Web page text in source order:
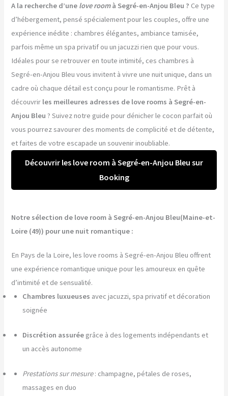
A la recherche d’une love roomà Segré-en-Anjou Bleu ? Ce type
d’hébergement, pensé spécialement pour les couples, offre une
expérience inédite : chambres élégantes, ambiance tamisée,
parfois même un spa privatif ou un jacuzzi rien que pour vous.
Idéales pour se retrouver en toute intimité, ces chambres à
Segré-en-Anjou Bleu vous invitent à vivre une nuit unique, dans un
cadre où chaque détail est conçu pour le romantisme. Prêt à
découvrir les meilleures adresses de love rooms à Segré-en-
Anjou Bleu ? Suivez notre guide pour dénicher le cocon parfait où
vous pourrez savourer des moments de complicité et de détente,
et faites de votre escapade un souvenir inoubliable.
Découvrir les love room à Segré-en-Anjou Bleu sur
Booking
Notre sélection de love room à Segré-en-Anjou Bleu(Maine-et-
Loire (49)) pour une nuit romantique :
En Pays de la Loire, les love rooms à Segré-en-Anjou Bleu offrent
une expérience romantique unique pour les amoureux en quête
d’intimité et de sensualité.
Chambres luxueuses avec jacuzzi, spa privatif et décoration
soignée
Discrétion assurée grâce à des logements indépendants et
un accès autonome
Prestations sur mesure: champagne, pétales de roses,
massages en duo